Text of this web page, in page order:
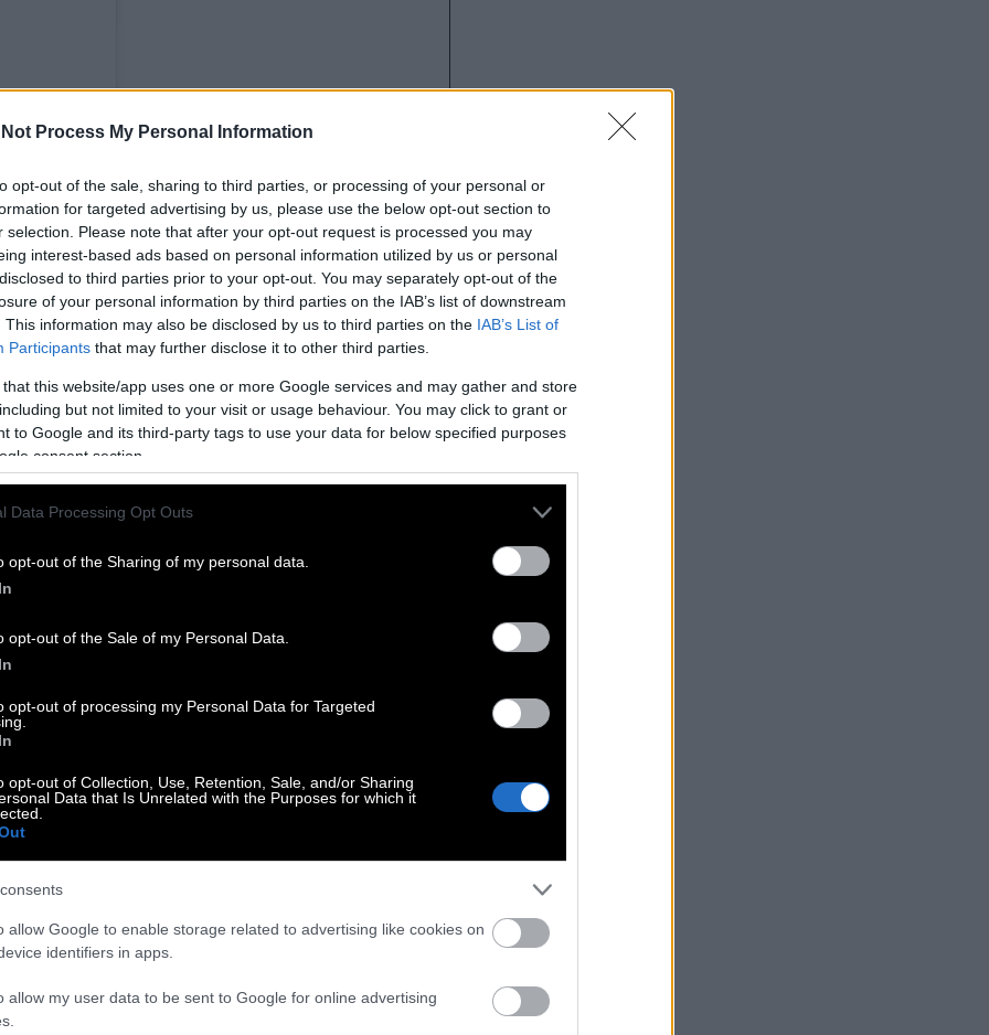
Not Process My Personal Information
opt-out of the sale, sharing to third parties, or processing of your personal or
for targeted advertising by us, please use the below opt-out section to
selection. Please note that after your opt-out request is processed you may
interest-based ads based on personal information utilized by us or personal
to third parties prior to your opt-out. You may separately opt-out of the
of your personal information by third parties on the IAB’s list of downstream
This information may also be disclosed by us to third parties on the IAB’s List of
Participants that may further disclose it to other third parties.
that this website/app uses one or more Google services and may gather and store
but not limited to your visit or usage behaviour. You may click to grant or
to Google and its third-party tags to use your data for below specified purposes
consent section.
Data Processing Opt Outs
opt-out of the Sharing of my personal data.
opt-out of the Sale of my Personal Data.
opt-out of processing my Personal Data for Targeted
opt-out of Collection, Use, Retention, Sale, and/or Sharing
Data that Is Unrelated with the Purposes for which it
allow Google to enable storage related to advertising like cookies on
identifiers in apps.
allow my user data to be sent to Google for online advertising
με Όσκαρ, αλλά μια προσωπικότητα που
από επιλογές που συχνά αψηφούν τη
στο βάθος παρά στην εμπορικότητα, και
και το καλλιτεχνικό ρίσκο.
περισσότερο προς τα μέσα,
όσο υπαρξιακή, κάτι που αποτυπώνεται
φροντίσει τον εαυτό της με τον ίδιο τρόπο